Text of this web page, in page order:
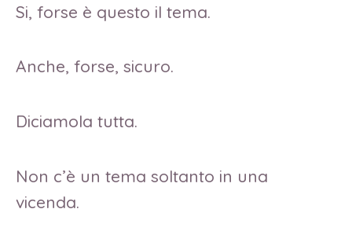
Si, forse è questo il tema.
Anche, forse, sicuro.
Diciamola tutta.
Non c’è un tema soltanto in una
vicenda.